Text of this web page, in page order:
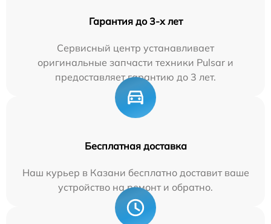
Гарантия до 3-х лет
Сервисный центр устанавливает
оригинальные запчасти техники Pulsar и
предоставляет гарантию до 3 лет.
Бесплатная доставка
Наш курьер в Казани бесплатно доставит ваше
устройство на ремонт и обратно.